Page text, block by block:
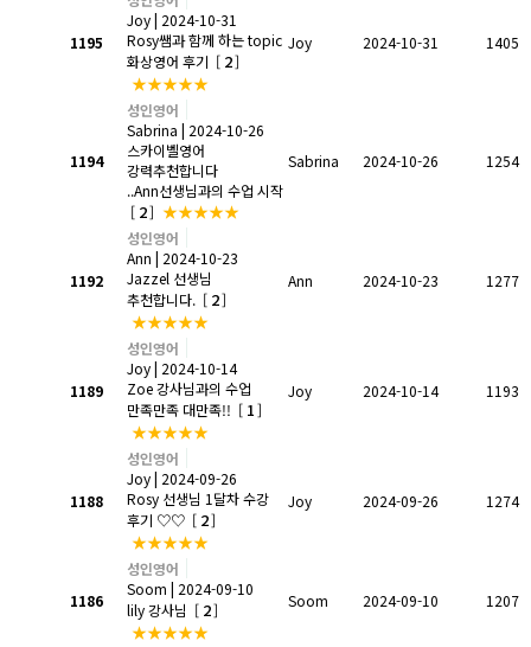
1195
Joy| 2024-10-31
Rosy쌤과 함께 하는 topic
화상영어 후기 [ 2]
★★★★★
Joy 2024-10-31 1405
1194
성인영어
Sabrina | 2024-10-26
스카이벨영어
강력추천합니다
..Ann선생님과의 수업 시작
[ 2] ★★★★★
Sabrina 2024-10-26 1254
1192
성인영어
Ann | 2024-10-23
Jazzel 선생님
추천합니다. [ 2]
★★★★★
Ann 2024-10-23 1277
1189
성인영어
Joy| 2024-10-14
Zoe 강사님과의 수업
만족만족 대만족!! [ 1]
★★★★★
Joy 2024-10-14 1193
1188
성인영어
Joy| 2024-09-26
Rosy 선생님 1달차 수강
후기 ♡♡ [ 2]
★★★★★
Joy 2024-09-26 1274
1186
성인영어
Soom | 2024-09-10
lily 강사님 [ 2]
★★★★★
Soom 2024-09-10 1207